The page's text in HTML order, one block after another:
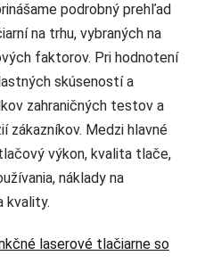
podrobný prehľad
na trhu, vybraných na
faktorov. Pri hodnotení
skúseností a
zahraničných testov a
zákazníkov. Medzi hlavné
výkon, kvalita tlače,
náklady na
kvality.
laserové tlačiarne so